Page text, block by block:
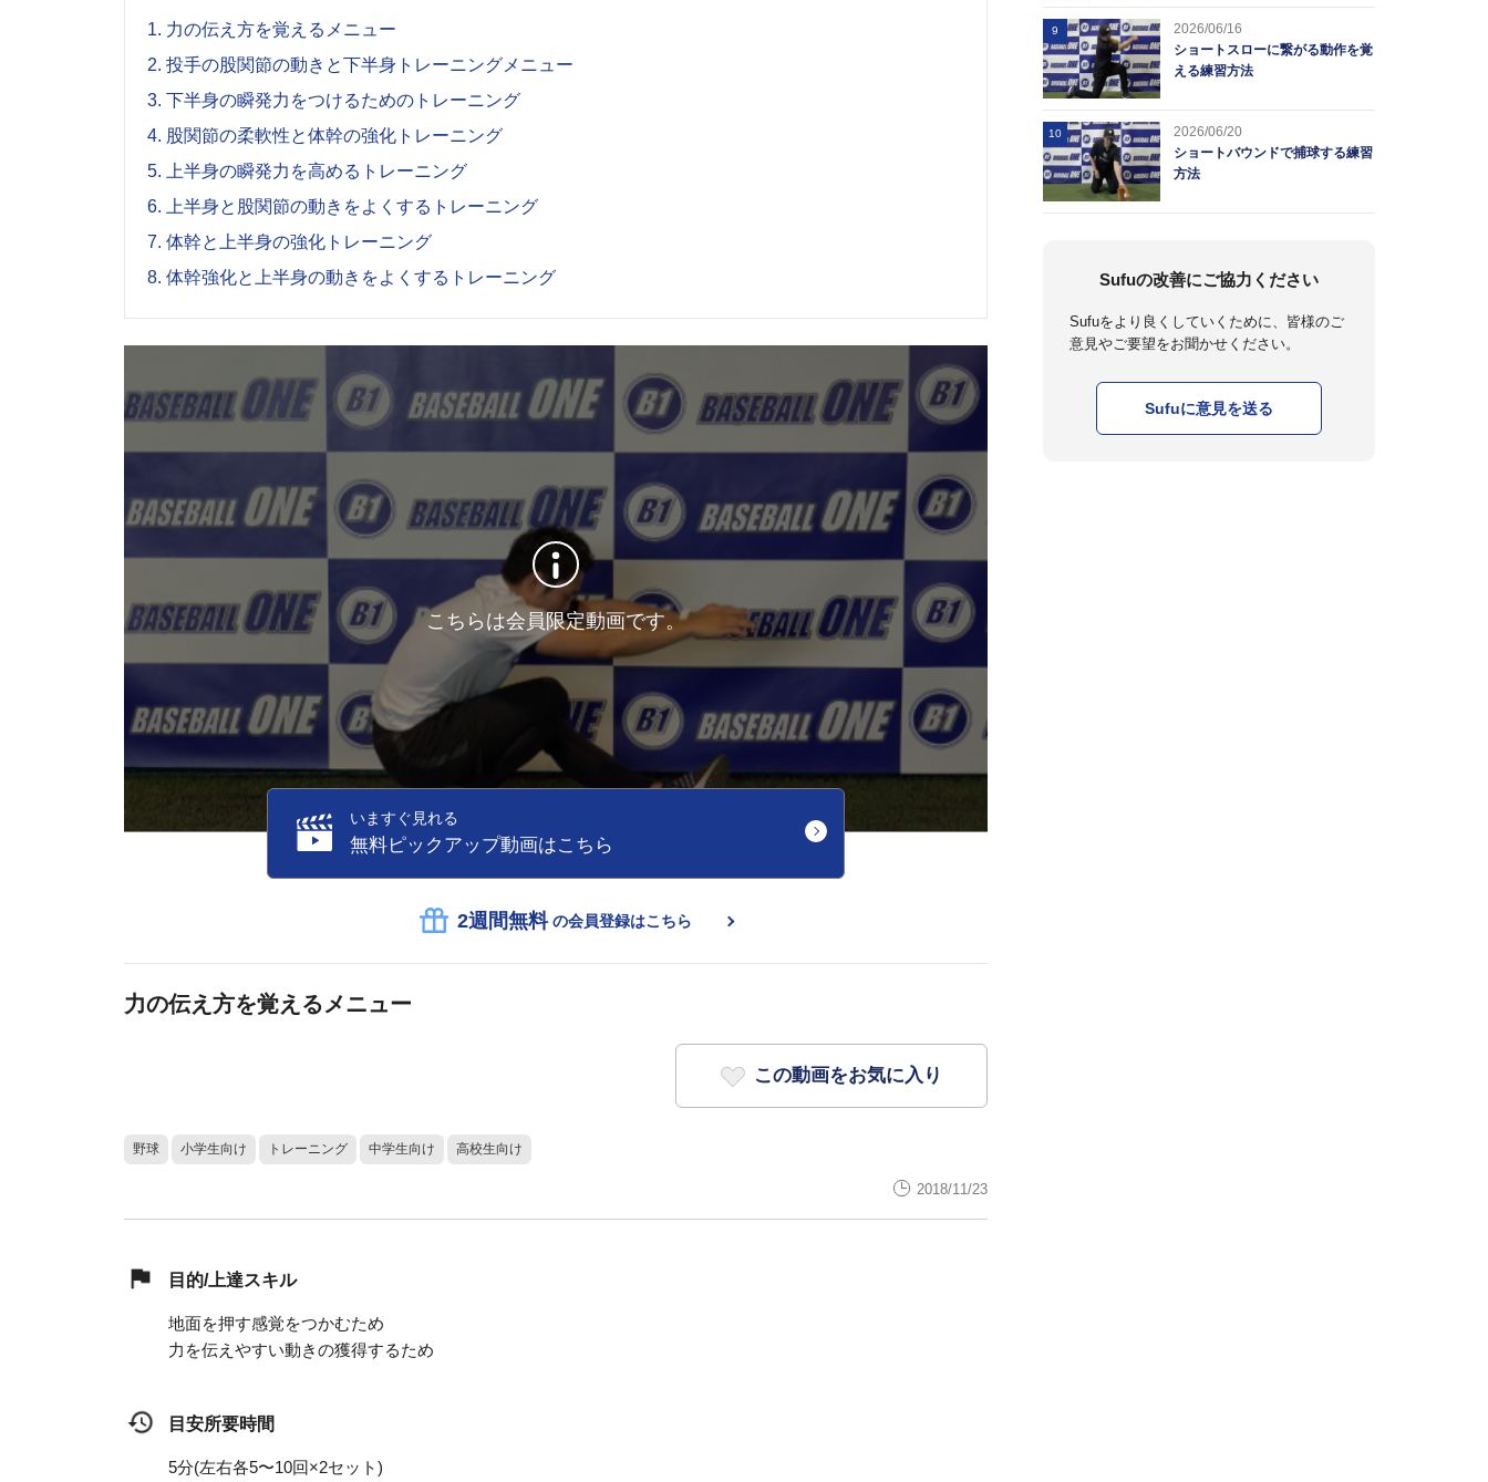
1. 力の伝え方を覚えるメニュー
2. 投手の股関節の動きと下半身トレーニングメニュー
3. 下半身の瞬発力をつけるためのトレーニング
4. 股関節の柔軟性と体幹の強化トレーニング
5.
上半身の瞬発力を高めるトレーニング
6.
上半身と股関節の動きをよくするトレーニング
7. 体幹と上半身の強化トレーニング
8. 体幹強化と上半身の動きをよくするトレーニング
こちらは会員限定動画です。
いますぐ見れる
無料ピックアップ動画はこちら
2週間無料 の会員登録はこちら
力の伝え方を覚えるメニュー
この動画をお気に入り
野球 小学生向け トレーニング 中学生向け 高校生向け
2018/11/23
目的/上達スキル
地面を押す感覚をつかむため
力を伝えやすい動きの獲得するため
目安所要時間
5分(左右各5〜10回×2セット)
9
2026/06/16
ショートスローに繋がる動作を覚
える練習方法
10
2026/06/20
ショートバウンドで捕球する練習
方法
Sufuの改善にご協力ください
Sufuをより良くしていくために、皆様のご
意見やご要望をお聞かせください。
Sufuに意見を送る